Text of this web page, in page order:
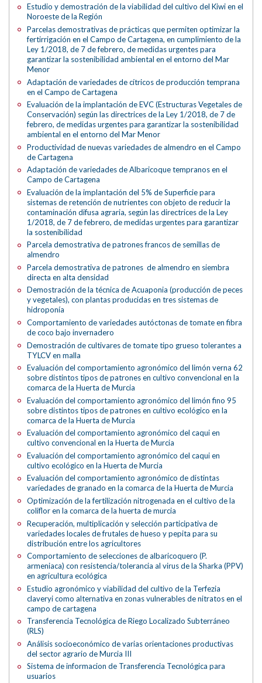
Estudio y demostración de la viabilidad del cultivo del Kiwi en el
Noroeste de la Región
Parcelas demostrativas de prácticas que permiten optimizar la
fertirrigación en el Campo de Cartagena, en cumplimiento de la
Ley 1/2018, de 7 de febrero, de medidas urgentes para
garantizar la sostenibilidad ambiental en el entorno del Mar
Menor
Adaptación de variedades de cítricos de producción temprana
en el Campo de Cartagena
Evaluación de la implantación de EVC (Estructuras Vegetales de
Conservación) según las directrices de la Ley 1/2018, de 7 de
febrero, de medidas urgentes para garantizar la sostenibilidad
ambiental en el entorno del Mar Menor
Productividad de nuevas variedades de almendro en el Campo
de Cartagena
Adaptación de variedades de Albaricoque tempranos en el
Campo de Cartagena
Evaluación de la implantación del 5% de Superficie para
sistemas de retención de nutrientes con objeto de reducir la
contaminación difusa agraria, según las directrices de la Ley
1/2018, de 7 de febrero, de medidas urgentes para garantizar
la sostenibilidad
Parcela demostrativa de patrones francos de semillas de
almendro
Parcela demostrativa de patrones de almendro en siembra
directa en alta densidad
Demostración de la técnica de Acuaponia (producción de peces
y vegetales), con plantas producidas en tres sistemas de
hidroponía
Comportamiento de variedades autóctonas de tomate en fibra
de coco bajo invernadero
Demostración de cultivares de tomate tipo grueso tolerantes a
TYLCV en malla
Evaluación del comportamiento agronómico del limón verna 62
sobre distintos tipos de patrones en cultivo convencional en la
comarca de la Huerta de Murcia
Evaluación del comportamiento agronómico del limón fino 95
sobre distintos tipos de patrones en cultivo ecológico en la
comarca de la Huerta de Murcia
Evaluación del comportamiento agronómico del caqui en
cultivo convencional en la Huerta de Murcia
Evaluación del comportamiento agronómico del caqui en
cultivo ecológico en la Huerta de Murcia
Evaluación del comportamiento agronómico de distintas
variedades de granado en la comarca de la Huerta de Murcia
Optimización de la fertilización nitrogenada en el cultivo de la
coliflor en la comarca de la huerta de murcia
Recuperación, multiplicación y selección participativa de
variedades locales de frutales de hueso y pepita para su
distribución entre los agricultores
Comportamiento de selecciones de albaricoquero (P.
armeniaca) con resistencia/tolerancia al virus de la Sharka (PPV)
en agricultura ecológica
Estudio agronómico y viabilidad del cultivo de la Terfezia
claveryi como alternativa en zonas vulnerables de nitratos en el
campo de cartagena
Transferencia Tecnológica de Riego Localizado Subterráneo
(RLS)
Análisis socioeconómico de varias orientaciones productivas
del sector agrario de Murcia III
Sistema de informacion de Transferencia Tecnológica para
usuarios